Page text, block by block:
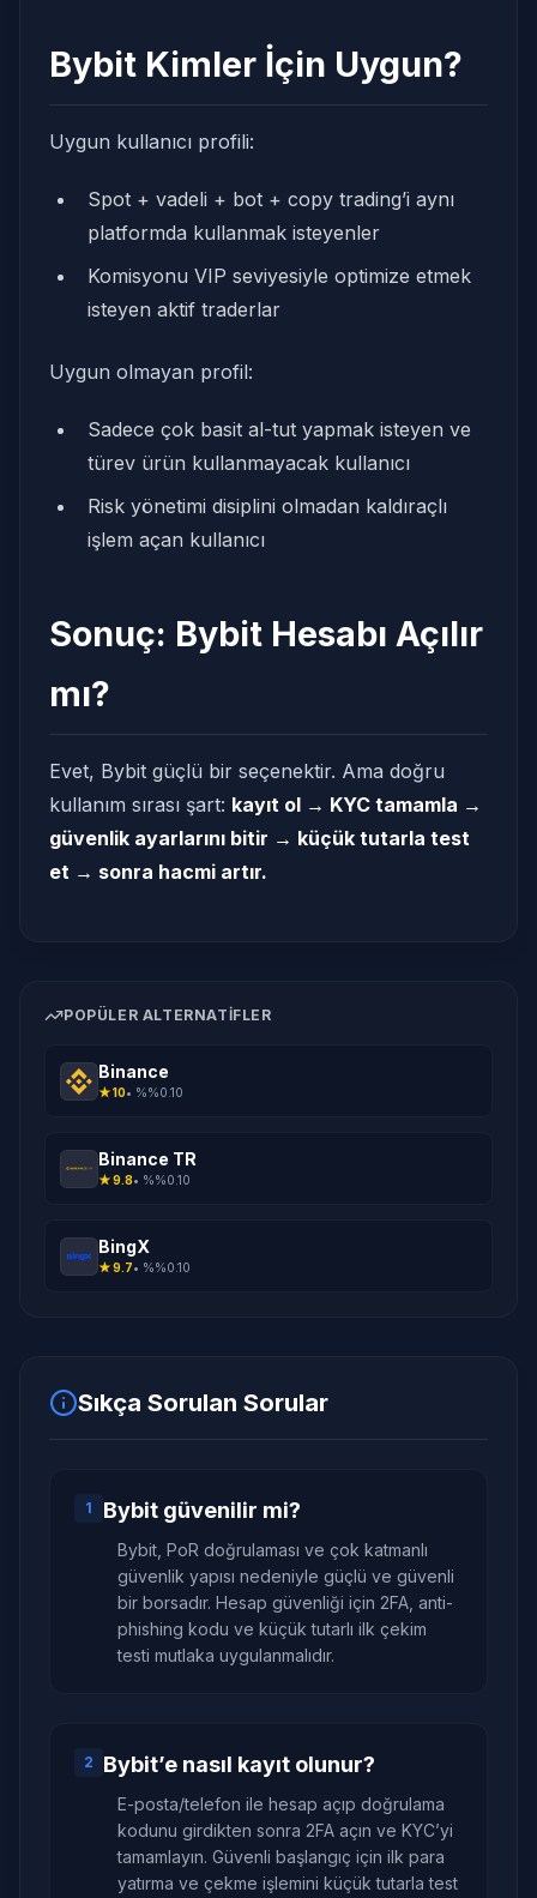
Bybit Kimler İçin Uygun?
Uygun kullanıcı profili:
Spot + vadeli + bot + copy trading’i aynı
platformda kullanmak isteyenler
Komisyonu VIP seviyesiyle optimize etmek
isteyen aktif traderlar
Uygun olmayan profil:
Sadece çok basit al-tut yapmak isteyen ve
türev ürün kullanmayacak kullanıcı
Risk yönetimi disiplini olmadan kaldıraçlı
işlem açan kullanıcı
Sonuç: Bybit Hesabı Açılır
mı?
Evet, Bybit güçlü bir seçenektir. Ama doğru
kullanım sırası şart: kayıt ol → KYC tamamla →
güvenlik ayarlarını bitir → küçük tutarla test
et → sonra hacmi artır.
POPÜLER ALTERNATIFLER
Binance
★10• %%0.10
Binance TR
★9.8• %%0.10
BingX
★9.7• %%0.10
Sıkça Sorulan Sorular
1 Bybit güvenilir mi?
Bybit, PoR doğrulaması ve çok katmanlı
güvenlik yapısı nedeniyle güçlü ve güvenli
bir borsadır. Hesap güvenliği için 2FA, anti-
phishing kodu ve küçük tutarlı ilk çekim
testi mutlaka uygulanmalıdır.
2 Bybit’e nasıl kayıt olunur?
E-posta/telefon ile hesap açıp doğrulama
kodunu girdikten sonra 2FA açın ve KYC’yi
tamamlayın. Güvenli başlangıç için ilk para
yatırma ve çekme işlemini küçük tutarla test